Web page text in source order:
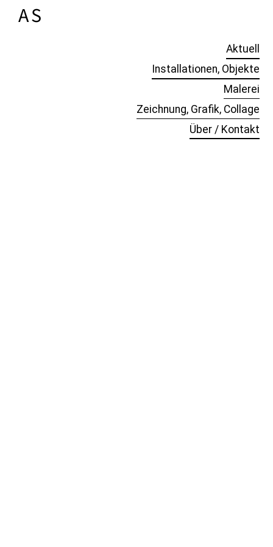
ANTJE
S
Aktuell
Installationen, Objekte
Malerei
Zeichnung, Grafik, Collage
Über / Kontakt